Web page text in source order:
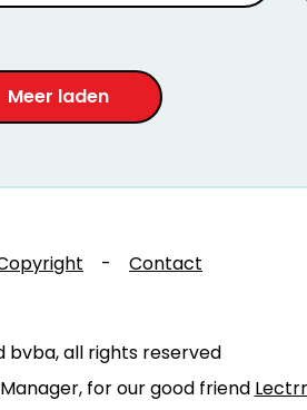
Meer laden
- Contact
bvba, all rights reserved
for our good friend Lectrr